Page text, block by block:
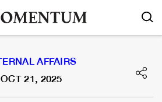
AFFAIRS
OCT 21, 2025